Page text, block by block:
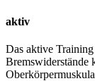
aktiv
Das aktive Training
Bremswiderstände